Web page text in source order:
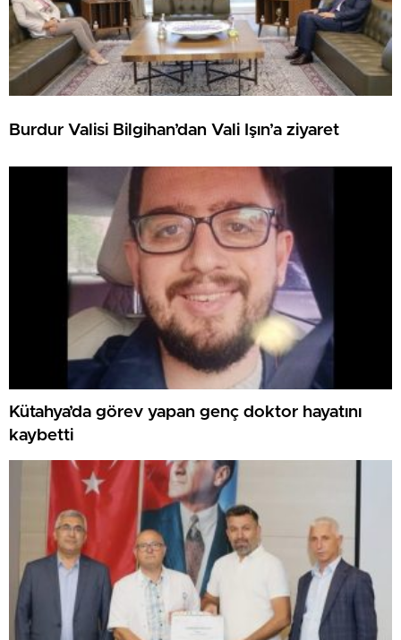
Burdur Valisi Bilgihan’dan Vali Işın’a ziyaret
Kütahya’da görev yapan genç doktor hayatını
kaybetti